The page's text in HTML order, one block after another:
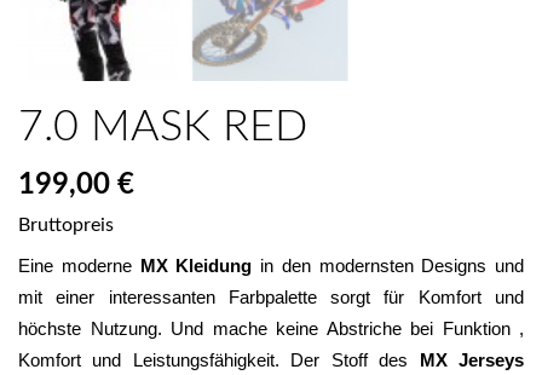
7.0 MASK RED
199,00 €
Bruttopreis
Eine moderne MX Kleidung in den modernsten Designs und
mit einer interessanten Farbpalette sorgt für Komfort und
höchste Nutzung. Und mache keine Abstriche bei Funktion ,
Komfort und Leistungsfähigkeit. Der Stoff des
MX Jerseys